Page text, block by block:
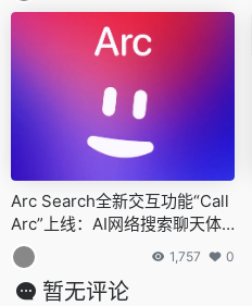
Arc Search全新交互功能“Call
Arc”上线：AI网络搜索聊天体
验升级，手机“打电话”式搜索
成现实
1,757 0
暂无评论